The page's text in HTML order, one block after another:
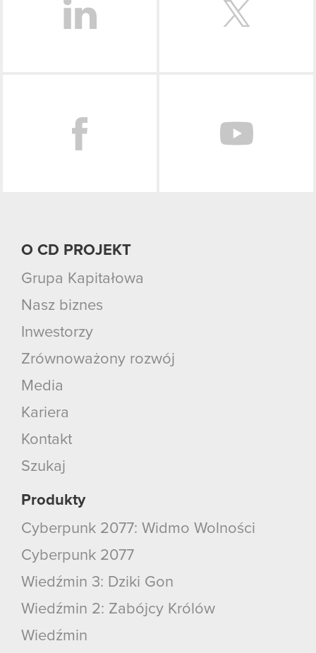
O CD PROJEKT
Grupa Kapitałowa
Nasz biznes
Inwestorzy
Zrównoważony rozwój
Media
Kariera
Kontakt
Szukaj
Produkty
Cyberpunk 2077: Widmo Wolności
Cyberpunk 2077
Wiedźmin 3: Dziki Gon
Wiedźmin 2: Zabójcy Królów
Wiedźmin